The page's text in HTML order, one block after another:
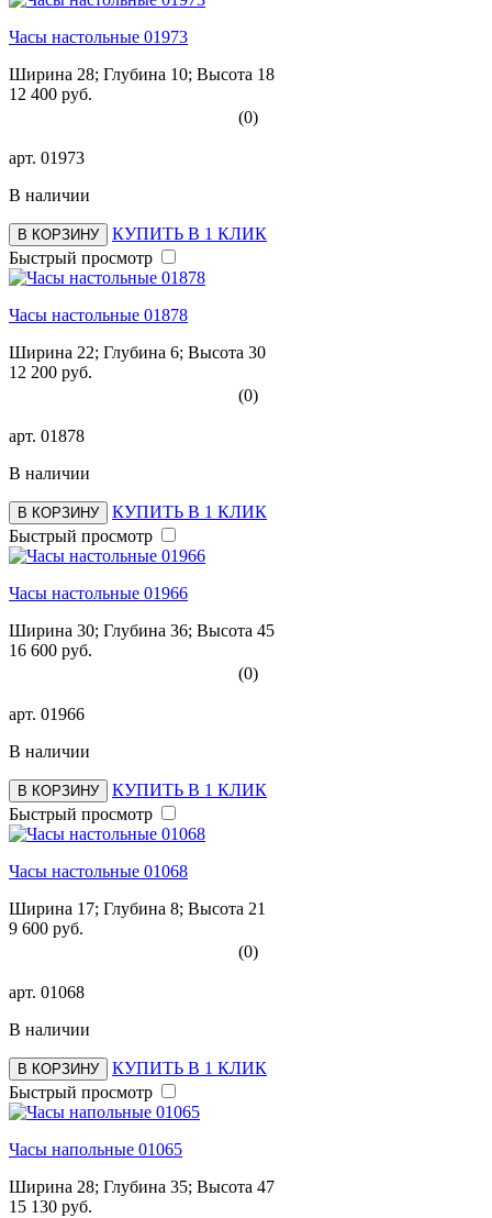
Часы настольные 01973
Ширина 28; Глубина 10; Высота 18
12 400 руб.
(0)
арт. 01973
В наличии
В КОРЗИНУ
КУПИТЬ В 1 КЛИК
Быстрый просмотр
Часы настольные 01878
Ширина 22; Глубина 6; Высота 30
12 200 руб.
(0)
арт. 01878
В наличии
В КОРЗИНУ
КУПИТЬ В 1 КЛИК
Быстрый просмотр
Часы настольные 01966
Ширина 30; Глубина 36; Высота 45
16 600 руб.
(0)
арт. 01966
В наличии
В КОРЗИНУ
КУПИТЬ В 1 КЛИК
Быстрый просмотр
Часы настольные 01068
Ширина 17; Глубина 8; Высота 21
9 600 руб.
(0)
арт. 01068
В наличии
В КОРЗИНУ
КУПИТЬ В 1 КЛИК
Быстрый просмотр
Часы напольные 01065
Ширина 28; Глубина 35; Высота 47
15 130 руб.